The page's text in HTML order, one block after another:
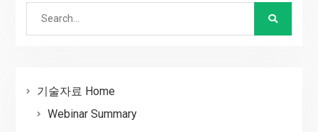
기술자료 Home
Webinar Summary